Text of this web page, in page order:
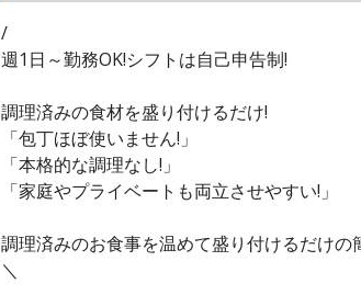
/
週1日～勤務OK!シフトは自己申告制!
調理済みの食材を盛り付けるだけ!
「包丁ほぼ使いません!」
「本格的な調理なし!」
「家庭やプライベートも両立させやすい!」
調理済みのお食事を温めて盛り付けるだけの
＼